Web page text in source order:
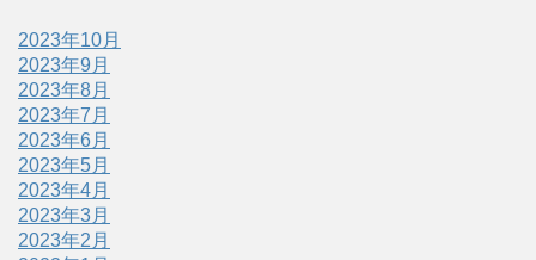
2023年10月
2023年9月
2023年8月
2023年7月
2023年6月
2023年5月
2023年4月
2023年3月
2023年2月